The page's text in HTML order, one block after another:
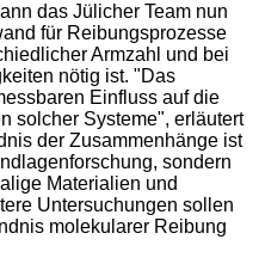
das Jülicher Team nun
für Reibungsprozesse
Armzahl und bei
nötig ist. "Das
Einfluss auf die
solcher Systeme", erläutert
der Zusammenhänge ist
sondern
Materialien und
Untersuchungen sollen
molekularer Reibung